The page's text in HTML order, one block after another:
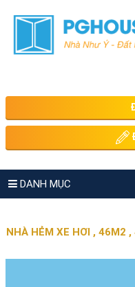
DANH MỤC
NHÀ HẺM XE HƠI , 46M2